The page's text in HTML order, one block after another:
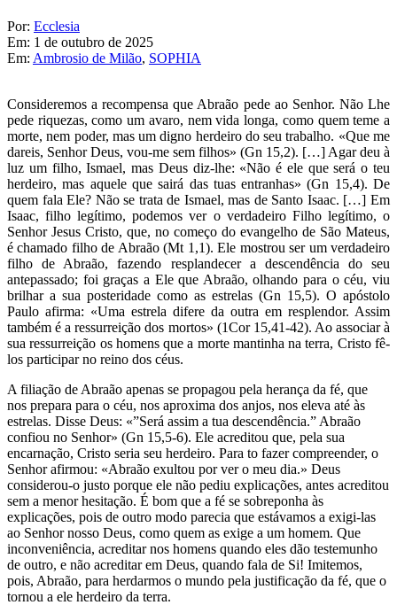
Por: Ecclesia
Em: 1 de outubro de 2025
Em: Ambrosio de Milão, SOPHIA
Consideremos a recompensa que Abraão pede ao Senhor. Não Lhe
pede riquezas, como um avaro, nem vida longa, como quem teme a
morte, nem poder, mas um digno herdeiro do seu trabalho. «Que me
dareis, Senhor Deus, vou-me sem filhos» (Gn 15,2). […] Agar deu à
luz um filho, Ismael, mas Deus diz-lhe: «Não é ele que será o teu
herdeiro, mas aquele que sairá das tuas entranhas» (Gn 15,4). De
quem fala Ele? Não se trata de Ismael, mas de Santo Isaac. […] Em
Isaac, filho legítimo, podemos ver o verdadeiro Filho legítimo, o
Senhor Jesus Cristo, que, no começo do evangelho de São Mateus,
é chamado filho de Abraão (Mt 1,1). Ele mostrou ser um verdadeiro
filho de Abraão, fazendo resplandecer a descendência do seu
antepassado; foi graças a Ele que Abraão, olhando para o céu, viu
brilhar a sua posteridade como as estrelas (Gn 15,5). O apóstolo
Paulo afirma: «Uma estrela difere da outra em resplendor. Assim
também é a ressurreição dos mortos» (1Cor 15,41-42). Ao associar à
sua ressurreição os homens que a morte mantinha na terra, Cristo fê-
los participar no reino dos céus.
A filiação de Abraão apenas se propagou pela herança da fé, que
nos prepara para o céu, nos aproxima dos anjos, nos eleva até às
estrelas. Disse Deus: «”Será assim a tua descendência.” Abraão
confiou no Senhor» (Gn 15,5-6). Ele acreditou que, pela sua
encarnação, Cristo seria seu herdeiro. Para to fazer compreender, o
Senhor afirmou: «Abraão exultou por ver o meu dia.» Deus
considerou-o justo porque ele não pediu explicações, antes acreditou
sem a menor hesitação. É bom que a fé se sobreponha às
explicações, pois de outro modo parecia que estávamos a exigi-las
ao Senhor nosso Deus, como quem as exige a um homem. Que
inconveniência, acreditar nos homens quando eles dão testemunho
de outro, e não acreditar em Deus, quando fala de Si! Imitemos,
pois, Abraão, para herdarmos o mundo pela justificação da fé, que o
tornou a ele herdeiro da terra.